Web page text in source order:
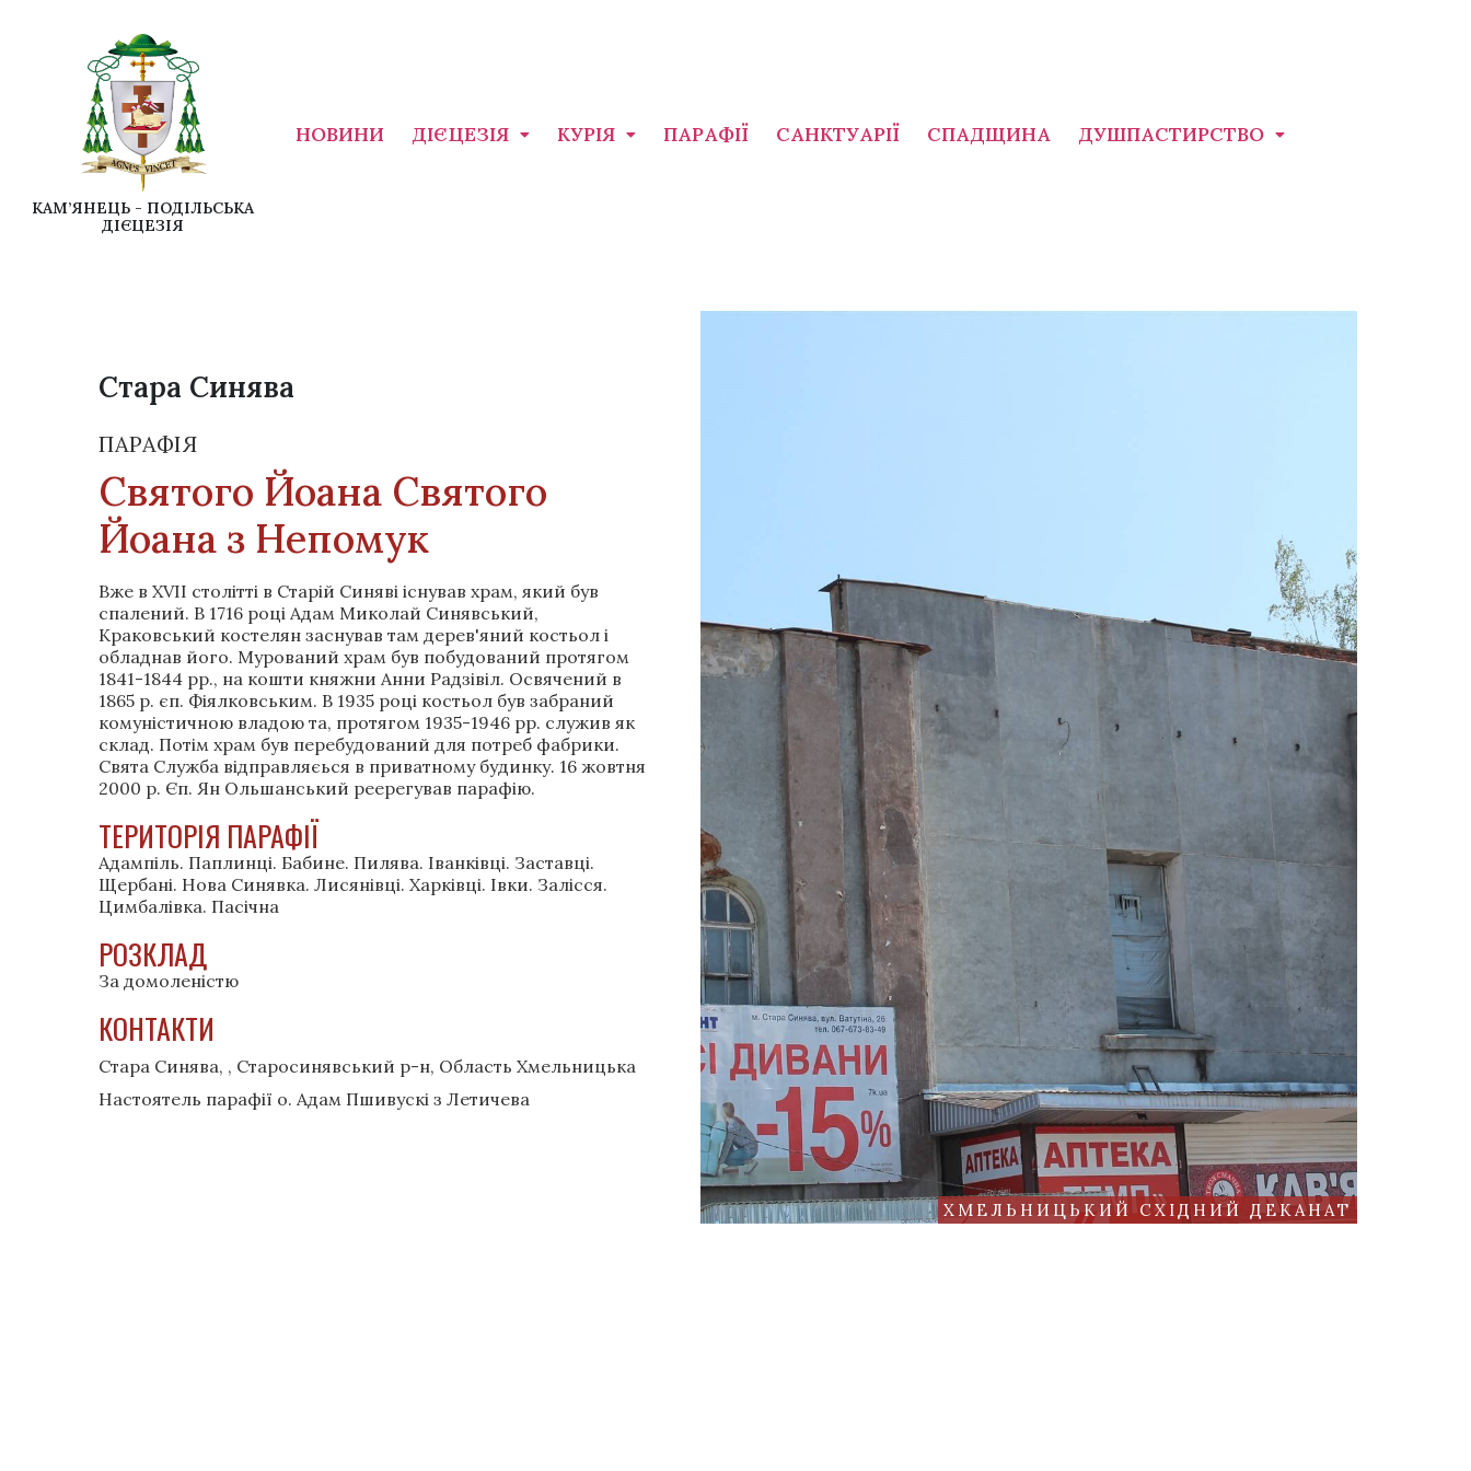
КАМ’ЯНЕЦЬ - ПОДІЛЬСЬКА
ДІЄЦЕЗІЯ
НОВИНИ ДІЄЦЕЗІЯ КУРІЯ ПАРАФІЇ САНКТУАРІЇ СПАДЩИНА ДУШПАСТИРСТВО
Стара Синява
ПАРАФІЯ
Святого Йоана Святого
Йоана з Непомук
Вже в XVII столітті в Старій Синяві існував храм, який був
спалений. В 1716 році Адам Миколай Синявський,
Краковський костелян заснував там дерев'яний костьол і
обладнав його. Мурований храм був побудований протягом
1841-1844 рр., на кошти княжни Анни Радзівіл. Освячений в
1865 р. єп. Фіялковським. В 1935 році костьол був забраний
комуністичною владою та, протягом 1935-1946 рр. служив як
склад. Потім храм був перебудований для потреб фабрики.
Свята Служба відправляєься в приватному будинку. 16 жовтня
2000 р. Єп. Ян Ольшанський реерегував парафію.
ТЕРИТОРІЯ ПАРАФІЇ
Адампіль. Паплинці. Бабине. Пилява. Іванківці. Заставці.
Щербані. Нова Синявка. Лисянівці. Харківці. Івки. Залісся.
Цимбалівка. Пасічна
РОЗКЛАД
За домоленістю
КОНТАКТИ
Стара Синява, , Старосинявський р-н, Область Хмельницька
Настоятель парафії о. Адам Пшивускі з Летичева
ХМЕЛЬНИЦЬКИЙ СХІДНИЙ ДЕКАНАТ